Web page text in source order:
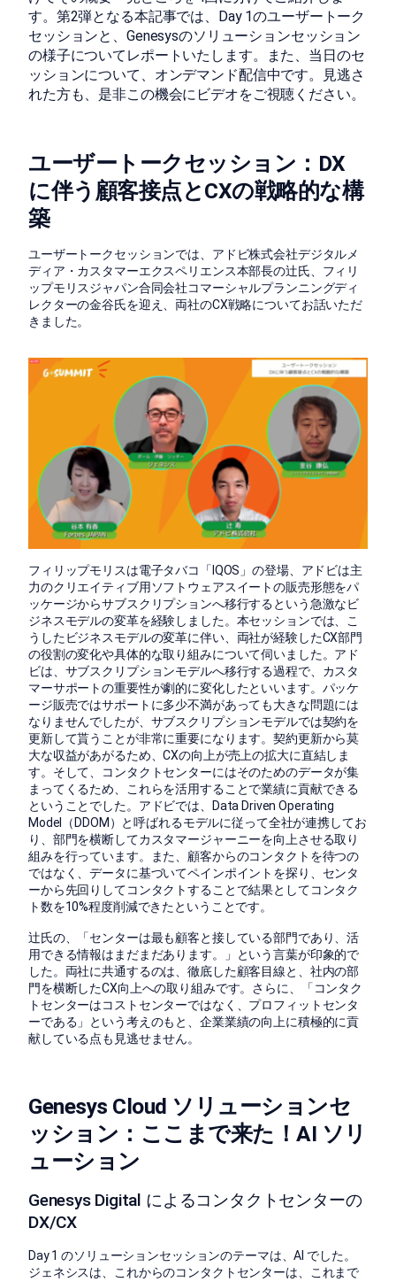
す。第2弾となる本記事では、Day 1のユーザートーク
セッションと、Genesysのソリューションセッション
の様子についてレポートいたします。また、当日のセ
ッションについて、オンデマンド配信中です。見逃さ
れた方も、是非この機会にビデオをご視聴ください。
ユーザートークセッション：DX
に伴う顧客接点とCXの戦略的な構
築
ユーザートークセッションでは、アドビ株式会社デジタルメ
ディア・カスタマーエクスペリエンス本部長の辻氏、フィリ
ップモリスジャパン合同会社コマーシャルプランニングディ
レクターの金谷氏を迎え、両社のCX戦略についてお話いただ
きました。
フィリップモリスは電子タバコ「IQOS」の登場、アドビは主
力のクリエイティブ用ソフトウェアスイートの販売形態をパ
ッケージからサブスクリプションへ移行するという急激なビ
ジネスモデルの変革を経験しました。本セッションでは、こ
うしたビジネスモデルの変革に伴い、両社が経験したCX部門
の役割の変化や具体的な取り組みについて伺いました。アド
ビは、サブスクリプションモデルへ移行する過程で、カスタ
マーサポートの重要性が劇的に変化したといいます。パッケ
ージ販売ではサポートに多少不満があっても大きな問題には
なりませんでしたが、サブスクリプションモデルでは契約を
更新して貰うことが非常に重要になります。契約更新から莫
大な収益があがるため、CXの向上が売上の拡大に直結しま
す。そして、コンタクトセンターにはそのためのデータが集
まってくるため、これらを活用することで業績に貢献できる
ということでした。アドビでは、Data Driven Operating
Model（DDOM）と呼ばれるモデルに従って全社が連携してお
り、部門を横断してカスタマージャーニーを向上させる取り
組みを行っています。また、顧客からのコンタクトを待つの
ではなく、データに基づいてペインポイントを探り、センタ
ーから先回りしてコンタクトすることで結果としてコンタク
ト数を10%程度削減できたということです。
辻氏の、「センターは最も顧客と接している部門であり、活
用できる情報はまだまだあります。」という言葉が印象的で
した。両社に共通するのは、徹底した顧客目線と、社内の部
門を横断したCX向上への取り組みです。さらに、「コンタク
トセンターはコストセンターではなく、プロフィットセンタ
ーである」という考えのもと、企業業績の向上に積極的に貢
献している点も見逃せません。
Genesys Cloud ソリューションセ
ッション：ここまで来た！AI ソリ
ューション
Genesys Digital によるコンタクトセンターの
DX/CX
Day 1 のソリューションセッションのテーマは、AI でした。
ジェネシスは、これからのコンタクトセンターは、これまで